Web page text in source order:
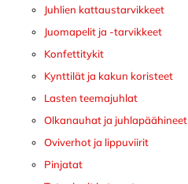
Juhlien kattaustarvikkeet
Juomapelit ja -tarvikkeet
Konfettitykit
Kynttilät ja kakun koristeet
Lasten teemajuhlat
Olkanauhat ja juhlapäähineet
Oviverhot ja lippuviirit
Pinjatat